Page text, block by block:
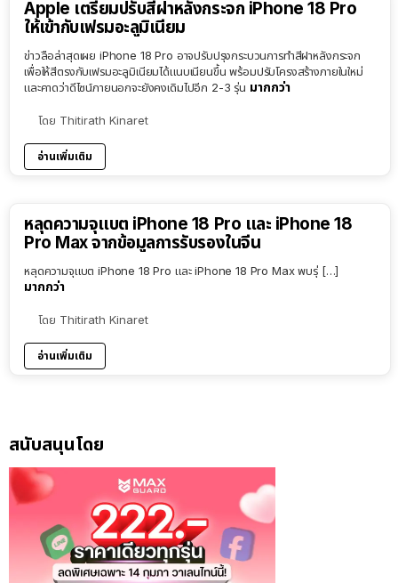
Apple เตรียมปรับสีฝาหลังกระจก iPhone 18 Pro
ให้เข้ากับเฟรมอะลูมิเนียม
ข่าวลือล่าสุดเผย iPhone 18 Pro อาจปรับปรุงกระบวนการทำสีฝาหลังกระจก
เพื่อให้สีตรงกับเฟรมอะลูมิเนียมได้แนบเนียนขึ้น พร้อมปรับโครงสร้างภายในใหม่
และคาดว่าดีไซน์ภายนอกจะยังคงเดิมไปอีก 2-3 รุ่น มากกว่า
โดย Thitirath Kinaret
อ่านเพิ่มเติม
หลุดความจุแบต iPhone 18 Pro และ iPhone 18
Pro Max จากข้อมูลการรับรองในจีน
หลุดความจุแบต iPhone 18 Pro และ iPhone 18 Pro Max พบรุ่ […]
มากกว่า
โดย Thitirath Kinaret
อ่านเพิ่มเติม
สนับสนุนโดย